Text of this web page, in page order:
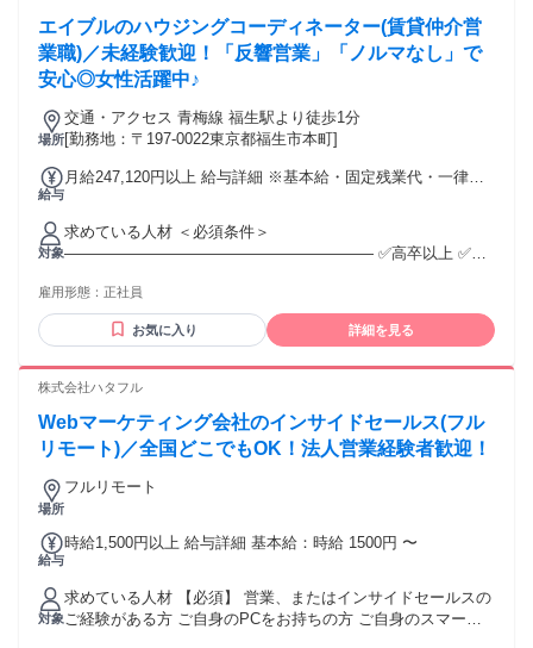
エイブルのハウジングコーディネーター(賃貸仲介営
業職)／未経験歓迎！「反響営業」「ノルマなし」で
安心◎女性活躍中♪
場所
交通・アクセス 青梅線 福生駅より徒歩1分
[勤務地：〒197-0022東京都福生市本町]
給与
月給247,120円以上 給与詳細 ※基本給・固定残業代・一律手
あたり5万1620円 〜（固定残業時間：1ヶ月あたり33時間）
固定残業時間を超えた勤務時間については別途残業代を支給
手当金額：なし 全員に一律で支払われるその他手当金額：あ
します。 ◆一律営業職群手当2万5000円 ◆昇給あり（人事考
課による） ◆賞与年2回 ◆宅建資格手当
対象
求めている人材 ＜必須条件＞
―――――――――――――――――――― ✅高卒以上 ✅普
迎条件＞ ―――――――――――――――――――― ✅宅地
建物取引士資格（資格手当あり） ||◤￣￣￣￣￣￣￣￣￣￣￣
￣￣￣￣￣◥|| 経験や資格だけでなく、 お人柄を重視した採
吸収していける方が活躍できる職場です。 ||◣＿＿＿＿＿＿＿
雇用形態： 正社員
お気に入り 詳細を見る
株式会社ハタフル
Webマーケティング会社のインサイドセールス(フル
リモート)／全国どこでもOK！法人営業経験者歓迎！
場所
フルリモート
給与
時給1,500円以上 給与詳細 基本給：時給 1500円 〜
対象
求めている人材 【必須】 営業、またはインサイドセールスの
ご経験がある方 ご自身のPCをお持ちの方 ご自身のスマート